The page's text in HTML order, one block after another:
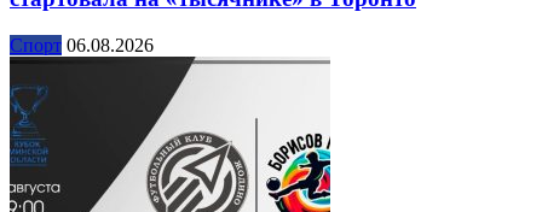
Спорт 06.08.2026